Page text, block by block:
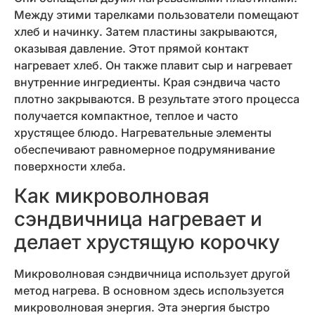
Между этими тарелками пользователи помещают
хлеб и начинку. Затем пластины закрываются,
оказывая давление. Этот прямой контакт
нагревает хлеб. Он также плавит сыр и нагревает
внутренние ингредиенты. Края сэндвича часто
плотно закрываются. В результате этого процесса
получается компактное, теплое и часто
хрустящее блюдо. Нагревательные элементы
обеспечивают равномерное подрумянивание
поверхности хлеба.
Как микроволновая
сэндвичница нагревает и
делает хрустящую корочку
Микроволновая сэндвичница использует другой
метод нагрева. В основном здесь используется
микроволновая энергия. Эта энергия быстро